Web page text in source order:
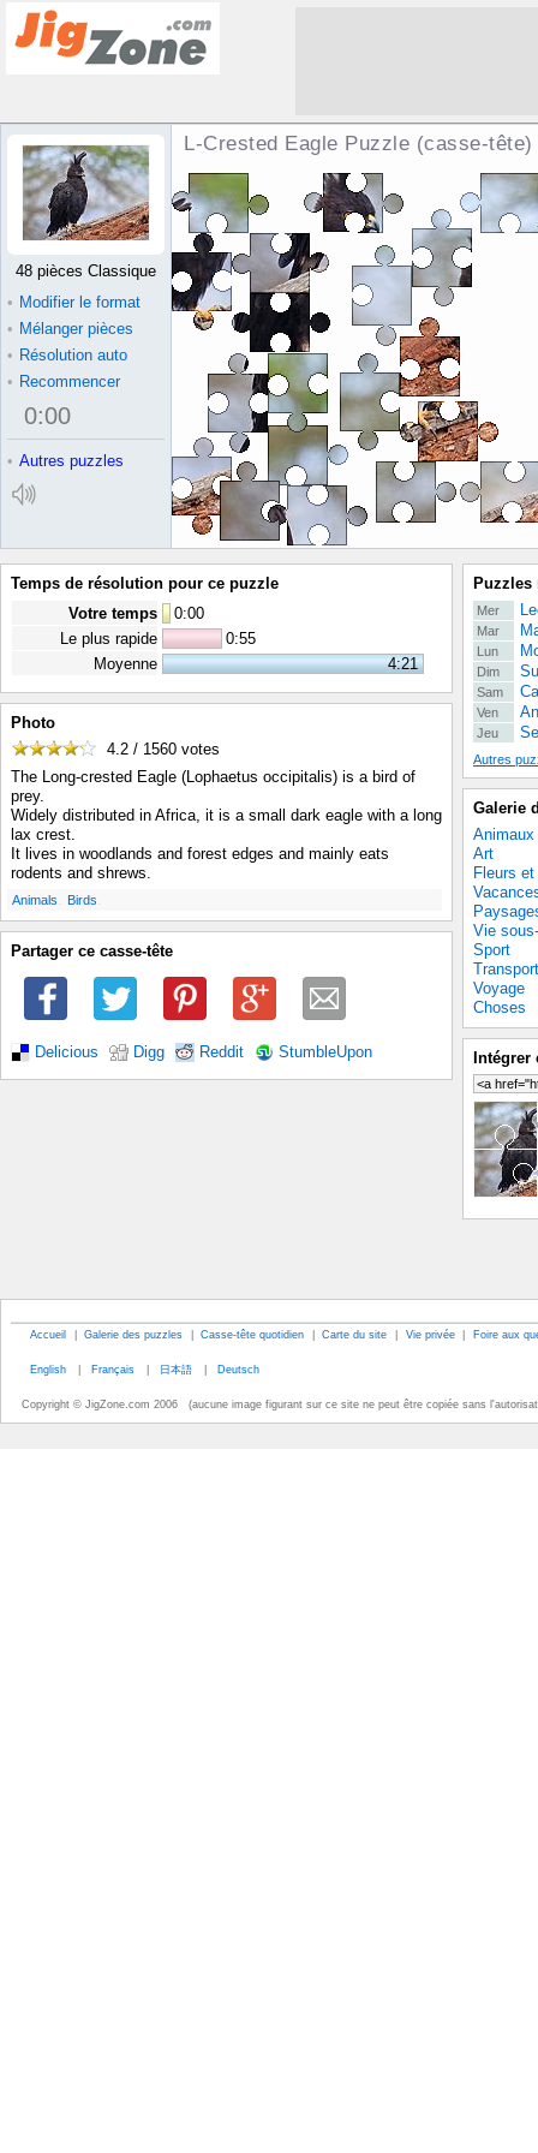
L-Crested Eagle Puzzle (casse-tête)
48 pièces Classique
• Modifier le format
• Mélanger pièces
• Résolution auto
• Recommencer
0:00
• Autres puzzles
Temps de résolution pour ce puzzle
Votre temps
0:00
Le plus rapide
0:55
Moyenne
4:21
Photo
4.2 / 1560 votes
The Long-crested Eagle (Lophaetus occipitalis) is a bird of
prey.
Widely distributed in Africa, it is a small dark eagle with a long
lax crest.
It lives in woodlands and forest edges and mainly eats
rodents and shrews.
Animals Birds
Partager ce casse-tête
Delicious Digg Reddit StumbleUpon
Puzzles
Mer
Mar
Lun
Dim
Sam
Ven
Jeu
Autres
Galerie
Animaux
Art
Fleurs
Vie
Sport
Transport
Voyage
Choses
Intégrer
Accueil | Galerie des puzzles | Casse-tête quotidien | Carte du site | Vie privée | Foire aux
English | Français | 日本語 | Deutsch
Copyright © JigZone.com 2006 (aucune image figurant sur ce site ne peut être copiée sans